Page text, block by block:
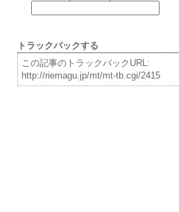
トラックバックする
この記事のトラックバックURL:
http://riemagu.jp/mt/mt-tb.cgi/2415